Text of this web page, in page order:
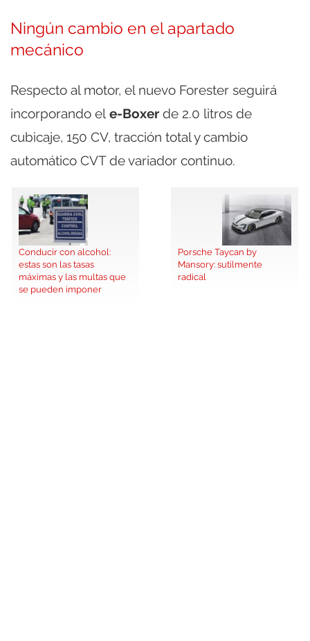
Ningún cambio en el apartado
mecánico
Respecto al motor, el nuevo Forester seguirá
incorporando el e-Boxer de 2.0 litros de
cubicaje, 150 CV, tracción total y cambio
automático CVT de variador continuo.
Conducir con alcohol:
estas son las tasas
máximas y las multas que
se pueden imponer
Porsche Taycan by
Mansory: sutilmente
radical